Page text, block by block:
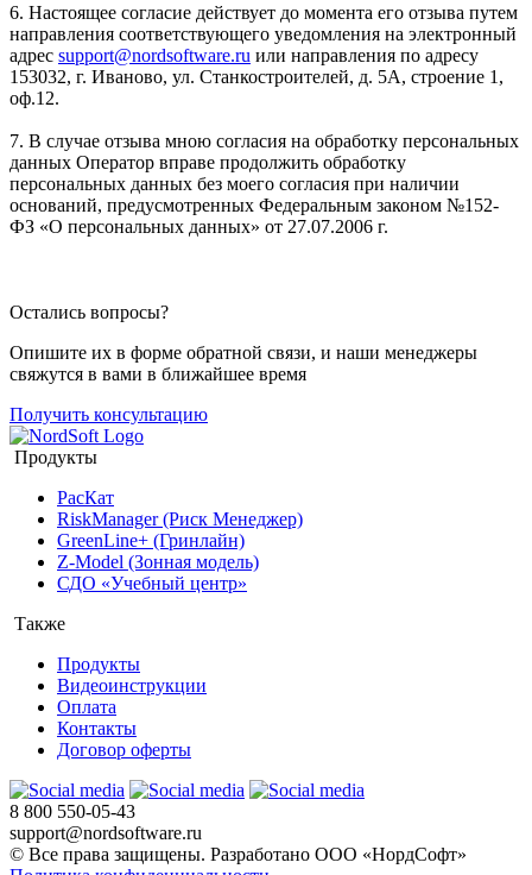
6. Настоящее согласие действует до момента его отзыва путем
направления соответствующего уведомления на электронный
адрес support@nordsoftware.ru или направления по адресу
153032, г. Иваново, ул. Станкостроителей, д. 5А, строение 1,
оф.12.
7. В случае отзыва мною согласия на обработку персональных
данных Оператор вправе продолжить обработку
персональных данных без моего согласия при наличии
оснований, предусмотренных Федеральным законом №152-
ФЗ «О персональных данных» от 27.07.2006 г.
Остались вопросы?
Опишите их в форме обратной связи, и наши менеджеры
свяжутся в вами в ближайшее время
Получить консультацию
Продукты
РасКат
RiskManager (Риск Менеджер)
GreenLine+ (Гринлайн)
Z-Model (Зонная модель)
СДО «Учебный центр»
Также
Продукты
Видеоинструкции
Оплата
Контакты
Договор оферты
8 800 550-05-43
support@nordsoftware.ru
© Все права защищены. Разработано ООО «НордСофт»